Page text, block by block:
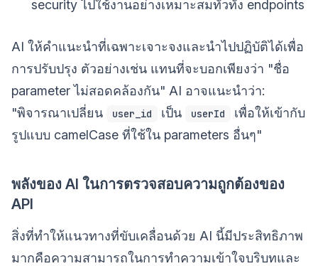
security ไปใช้งานอย่างเหมาะสมทั่วทั้ง endpoints
AI ให้คำแนะนำที่เฉพาะเจาะจงและนำไปปฏิบัติได้เพื่อ
การปรับปรุง ตัวอย่างเช่น แทนที่จะบอกเพียงว่า "ชื่อ
parameter ไม่สอดคล้องกัน" AI อาจแนะนำว่า:
"พิจารณาเปลี่ยน
user_id เป็น userId
เพื่อให้เข้ากับ
รูปแบบ camelCase ที่ใช้ใน parameters อื่นๆ"
พลังของ AI ในการตรวจสอบความถูกต้องของ
API
สิ่งที่ทำให้แนวทางที่ขับเคลื่อนด้วย AI นี้มีประสิทธิภาพ
มากคือความสามารถในการทำความเข้าใจบริบทและ